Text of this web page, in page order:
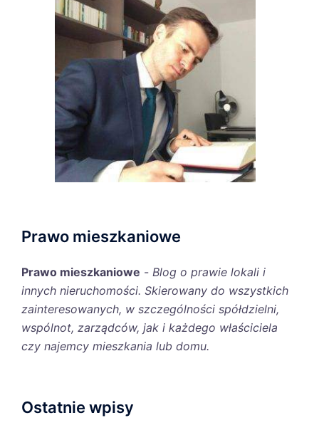
Prawo mieszkaniowe
Prawo mieszkaniowe - Blog o prawie lokali i
innych nieruchomości. Skierowany do wszystkich
zainteresowanych, w szczególności spółdzielni,
wspólnot, zarządców, jak i każdego właściciela
czy najemcy mieszkania lub domu.
Ostatnie wpisy